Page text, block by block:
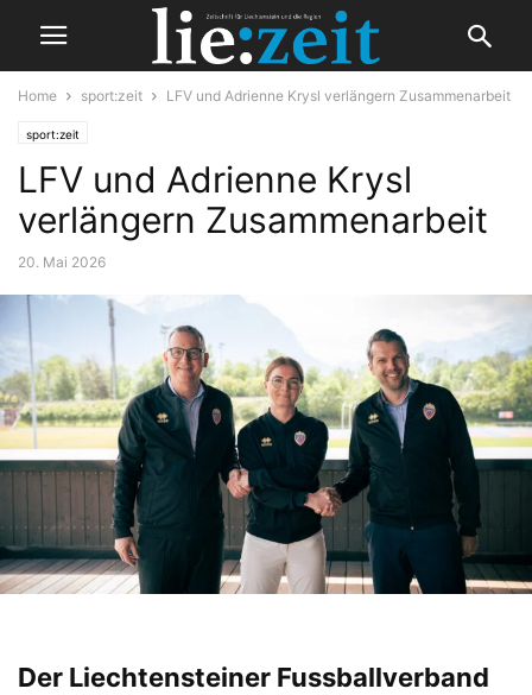
Home sport:zeit LFV und Adrienne Krysl verlängern Zusammenarbeit
sport:zeit
LFV und Adrienne Krysl
verlängern Zusammenarbeit
20. Mai 2026
Der Liechtensteiner Fussballverband